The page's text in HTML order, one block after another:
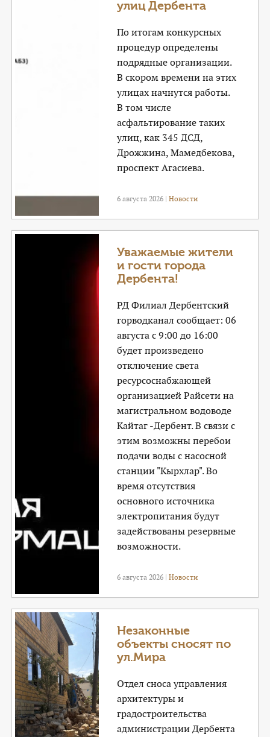
улиц Дербента
По итогам конкурсных
процедур определены
подрядные организации.
В скором времени на этих
улицах начнутся работы.
В том числе
асфальтирование таких
улиц, как 345 ДСД,
Дрожжина, Мамедбекова,
проспект Агасиева.
6 августа 2026 |Новости
Уважаемые жители
и гости города
Дербента!
РД Филиал Дербентский
горводканал сообщает: 06
августа с 9:00 до 16:00
будет произведено
отключение света
ресурсоснабжающей
организацией Райсети на
магистральном водоводе
Кайтаг -Дербент. В связи с
этим возможны перебои
подачи воды с насосной
станции "Кырхлар". Во
время отсутствия
основного источника
электропитания будут
задействованы резервные
возможности.
6 августа 2026 |Новости
Незаконные
объекты сносят по
ул.Мира
Отдел сноса управления
архитектуры и
градостроительства
администрации Дербента